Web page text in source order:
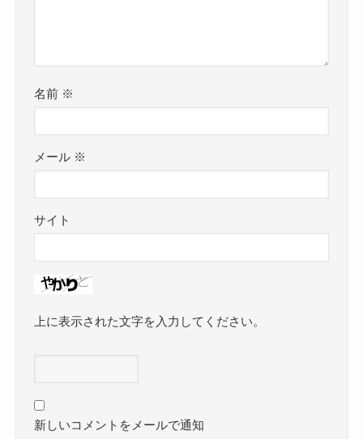
名前 ※
メール ※
サイト
上に表示された文字を入力してください。
新しいコメントをメールで通知